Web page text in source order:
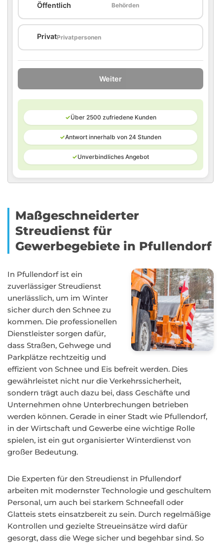
Öffentlich Behörden
PrivatPrivatpersonen
Weiter
✓Über 2500 zufriedene Kunden
✓Antwort innerhalb von 24 Stunden
✓Unverbindliches Angebot
Maßgeschneiderter
Streudienst für
Gewerbegebiete in Pfullendorf
In Pfullendorf ist ein
zuverlässiger Streudienst
unerlässlich, um im Winter
sicher durch den Schnee zu
kommen. Die professionellen
Dienstleister sorgen dafür,
dass Straßen, Gehwege und
Parkplätze rechtzeitig und
effizient von Schnee und Eis befreit werden. Dies
gewährleistet nicht nur die Verkehrssicherheit,
sondern trägt auch dazu bei, dass Geschäfte und
Unternehmen ohne Unterbrechungen betrieben
werden können. Gerade in einer Stadt wie Pfullendorf,
in der Wirtschaft und Gewerbe eine wichtige Rolle
spielen, ist ein gut organisierter Winterdienst von
großer Bedeutung.
Die Experten für den Streudienst in Pfullendorf
arbeiten mit modernster Technologie und geschultem
Personal, um auch bei starkem Schneefall oder
Glatteis stets einsatzbereit zu sein. Durch regelmäßige
Kontrollen und gezielte Streueinsätze wird dafür
gesorgt, dass die Wege sicher und begehbar sind. So